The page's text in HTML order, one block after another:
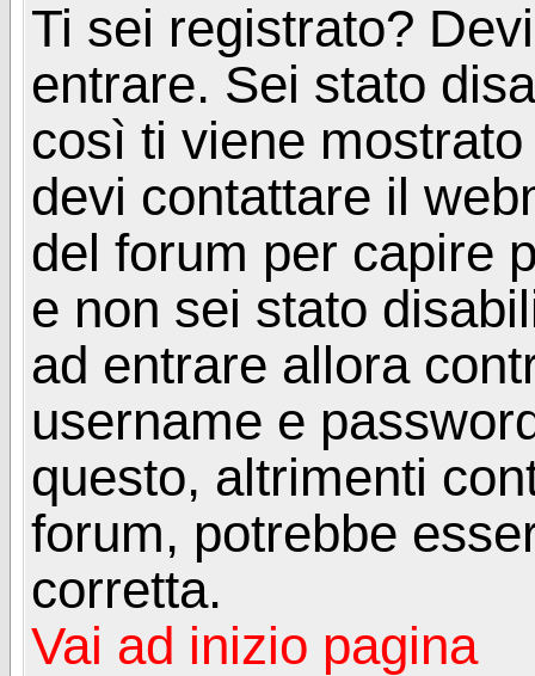
Ti sei registrato?
entrare. Sei stato
così ti viene
devi contattare il
del forum per capire
e non sei stato
ad entrare allora
username e
questo, altrimenti
forum, potrebbe
corretta.
Vai ad inizio pagina